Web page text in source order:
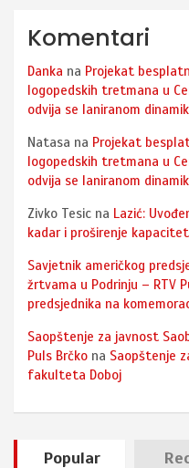
Komentari
Danka na Projekat
logopedskih tretmana u
odvija se laniranom
Natasa na Projekat
logopedskih tretmana u
odvija se laniranom
Zivko Tesic na Lazić:
kadar i proširenje
Savjetnik američkog
žrtvama u Podrinju – RTV
predsjednika na
Saopštenje za javnost
Puls Brčko na Saopštenje
fakulteta Doboj
Popular